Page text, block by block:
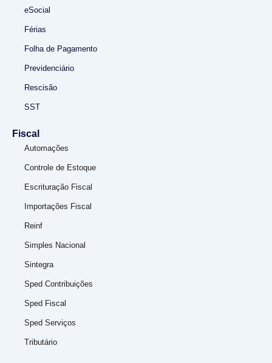
eSocial
Férias
Folha de Pagamento
Previdenciário
Rescisão
SST
Fiscal
Automações
Controle de Estoque
Escrituração Fiscal
Importações Fiscal
Reinf
Simples Nacional
Sintegra
Sped Contribuições
Sped Fiscal
Sped Serviços
Tributário